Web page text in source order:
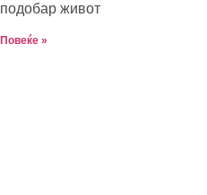
подобар живот
Повеќе »